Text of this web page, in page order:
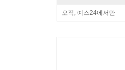
오직, 예스24에서만